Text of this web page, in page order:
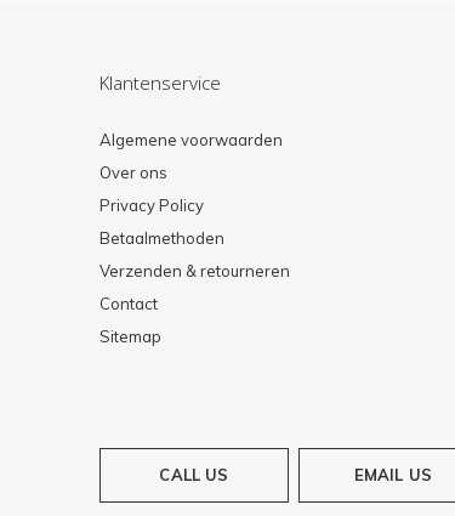
Klantenservice
Algemene voorwaarden
Over ons
Privacy Policy
Betaalmethoden
Verzenden & retourneren
Contact
Sitemap
CALL US EMAIL US